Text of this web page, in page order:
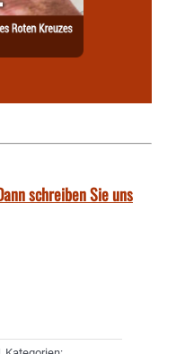
schreiben Sie uns